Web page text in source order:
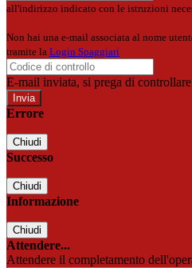
all'indirizzo indicato con le istruzioni
Non hai una e-mail associata al nome
tramite la Login Spaggiari
E-mail inviata, si prega di
Errore
Chiudi
Successo
Chiudi
Informazione
Chiudi
Attendere...
Attendere il completamento